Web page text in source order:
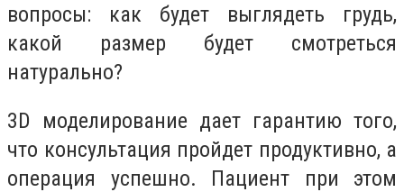
вопросы: как будет выглядеть грудь,
какой размер будет смотреться
натурально?
3D моделирование дает гарантию того,
что консультация пройдет продуктивно, а
операция успешно. Пациент при этом